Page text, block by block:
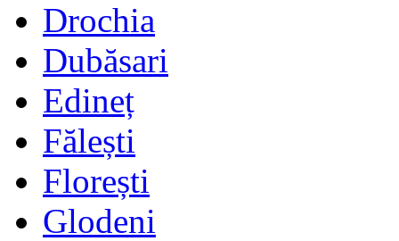
Drochia
Dubăsari
Edineț
Fălești
Florești
Glodeni